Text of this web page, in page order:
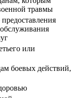
травмы
или
боевых действий,